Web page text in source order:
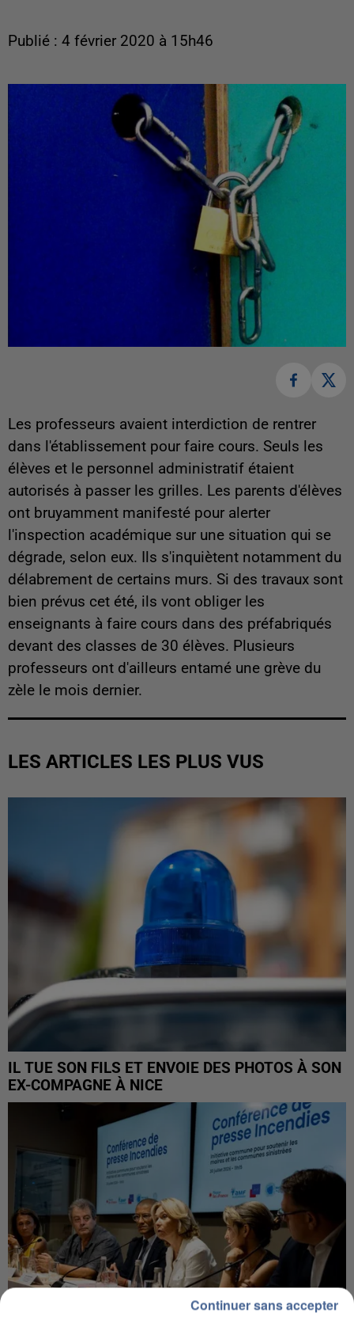
Publié : 4 février 2020 à 15h46
Les professeurs avaient interdiction de rentrer
dans l'établissement pour faire cours. Seuls les
élèves et le personnel administratif étaient
autorisés à passer les grilles. Les parents d'élèves
ont bruyamment manifesté pour alerter
l'inspection académique sur une situation qui se
dégrade, selon eux. Ils s'inquiètent notamment du
délabrement de certains murs. Si des travaux sont
bien prévus cet été, ils vont obliger les
enseignants à faire cours dans des préfabriqués
devant des classes de 30 élèves. Plusieurs
professeurs ont d'ailleurs entamé une grève du
zèle le mois dernier.
LES ARTICLES LES PLUS VUS
IL TUE SON FILS ET ENVOIE DES PHOTOS À SON
EX-COMPAGNE À NICE
Continuer sans accepter